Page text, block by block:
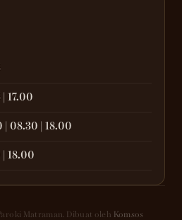
17.00
| 08.30 | 18.00
| 18.00
Matraman. Dibuat oleh Komsos